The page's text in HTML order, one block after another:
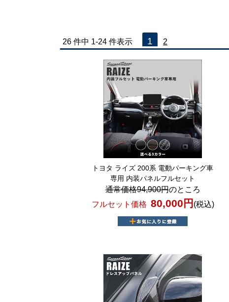
26 件中 1-24 件表示 1 2
トヨタ ライズ 200系 電動パーキング車
専用 内装パネルフルセット
通常価格94,900円のところ
フルセット価格 80,000円 (税込)